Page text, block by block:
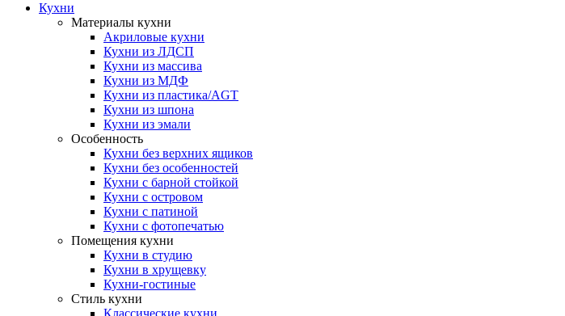
Кухни
Материалы кухни
Акриловые кухни
Кухни из ЛДСП
Кухни из массива
Кухни из МДФ
Кухни из пластика/AGT
Кухни из шпона
Кухни из эмали
Особенность
Кухни без верхних ящиков
Кухни без особенностей
Кухни с барной стойкой
Кухни с островом
Кухни с патиной
Кухни с фотопечатью
Помещения кухни
Кухни в студию
Кухни в хрущевку
Кухни-гостиные
Стиль кухни
Классические кухни